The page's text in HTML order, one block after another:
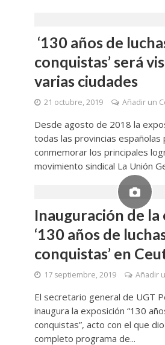
‘130 años de
conquistas’ será
varias ciudades
21 octubre, 2019 Añadir un
Desde agosto de 2018 la
todas las provincias españolas
conmemorar los principales
movimiento sindical La Unión
Inauguración de la
‘130 años de
conquistas’ en
17 septiembre, 2019 Añadir
El secretario general de UGT
inaugura la exposición “130
conquistas”, acto con el que
completo programa de...